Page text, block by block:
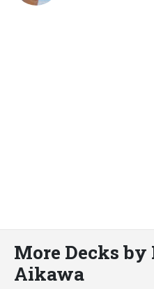
More Decks
Aikawa